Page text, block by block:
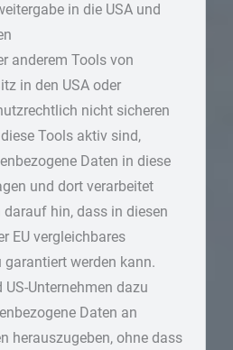
in die USA und
anderem Tools von
in den USA oder
nicht sicheren
Tools aktiv sind,
Daten in diese
und dort verarbeitet
darauf hin, dass in diesen
EU vergleichbares
garantiert werden kann.
US-Unternehmen dazu
Daten an
herauszugeben, ohne dass